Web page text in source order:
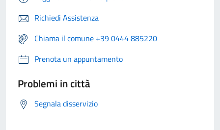
Richiedi Assistenza
Chiama il comune +39 0444 885220
Prenota un appuntamento
Problemi in città
Segnala disservizio